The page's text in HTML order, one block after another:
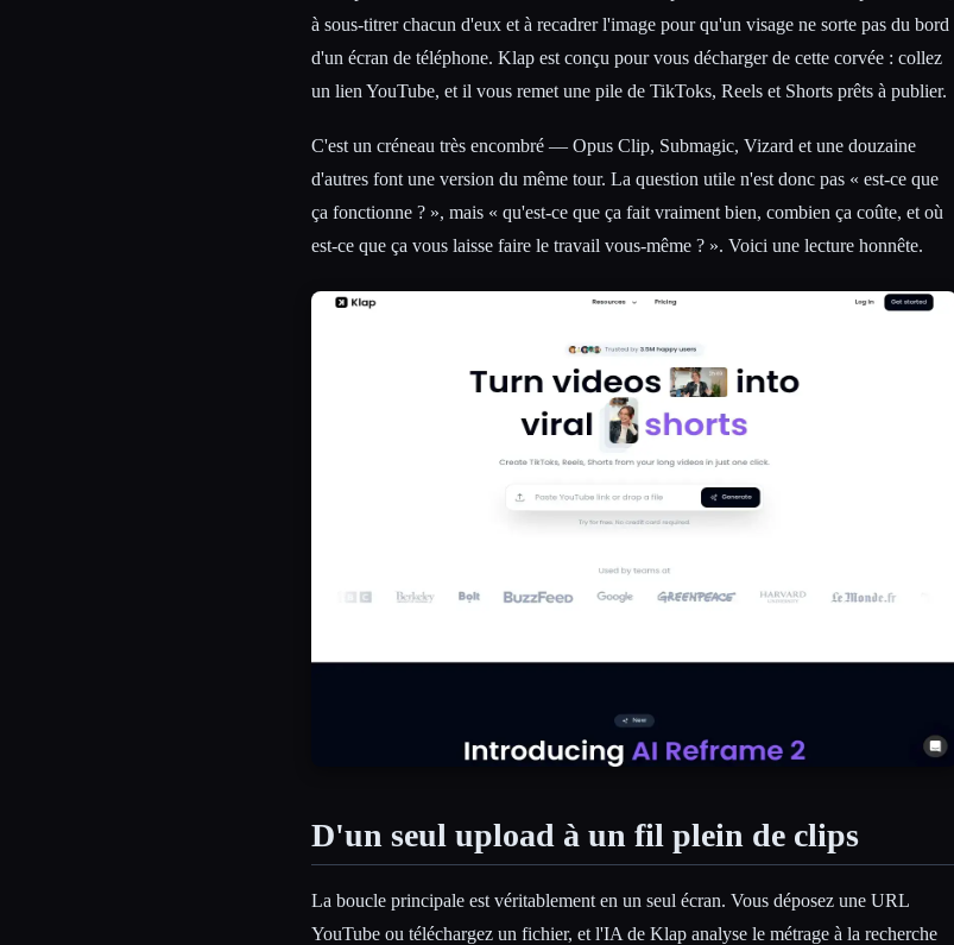
à sous-titrer chacun d'eux et à recadrer l'image pour qu'un visage ne sorte pas du bord
d'un écran de téléphone. Klap est conçu pour vous décharger de cette corvée : collez
un lien YouTube, et il vous remet une pile de TikToks, Reels et Shorts prêts à publier.
C'est un créneau très encombré — Opus Clip, Submagic, Vizard et une douzaine
d'autres font une version du même tour. La question utile n'est donc pas « est-ce que
ça fonctionne ? », mais « qu'est-ce que ça fait vraiment bien, combien ça coûte, et où
est-ce que ça vous laisse faire le travail vous-même ? ». Voici une lecture honnête.
D'un seul upload à un fil plein de clips
La boucle principale est véritablement en un seul écran. Vous déposez une URL
YouTube ou téléchargez un fichier, et l'IA de Klap analyse le métrage à la recherche